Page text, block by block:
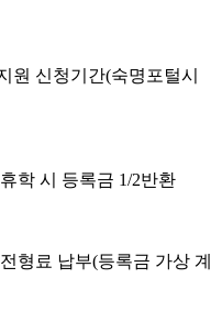
원 신청기간(숙명포털시
학 시 등록금 1/2반환
형료 납부(등록금 가상 계